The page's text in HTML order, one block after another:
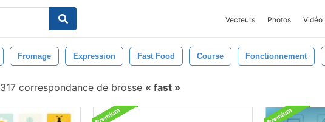
Vecteurs Photos Vidéo
Fromage Expression Fast Food Course Fonctionnement
317 correspondance de brosse fast